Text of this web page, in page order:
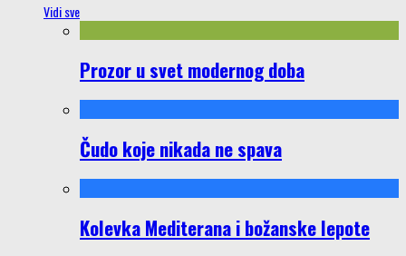
Vidi sve
Prozor u svet modernog doba
Čudo koje nikada ne spava
Kolevka Mediterana i božanske lepote